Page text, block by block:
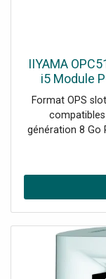
et de la
IIYAMA
i5 Module
Core™ i5
Format OPS
génération 8 Go
complète : LAN